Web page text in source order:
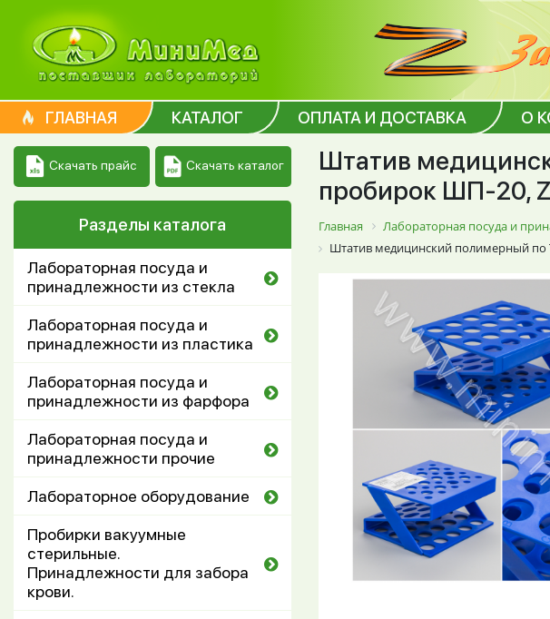
ГЛАВНАЯ КАТАЛОГ ОПЛАТА И ДОСТАВКА О
Скачать прайс Скачать каталог
Разделы каталога
Лабораторная посуда и
принадлежности из стекла
Лабораторная посуда и
принадлежности из пластика
Лабораторная посуда и
принадлежности из фарфора
Лабораторная посуда и
принадлежности прочие
Лабораторное оборудование
Пробирки вакуумные
стерильные.
Принадлежности для забора
крови.
Штатив
пробирок ШП-20,
Главная Лабораторная посуда и
Штатив медицинский полимерный по